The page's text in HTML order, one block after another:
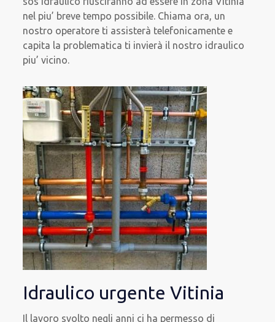
nel piu’ breve tempo possibile. Chiama ora, un
nostro operatore ti assisterà telefonicamente e
capita la problematica ti invierà il nostro idraulico
piu’ vicino.
Idraulico urgente Vitinia
Il lavoro svolto negli anni ci ha permesso di